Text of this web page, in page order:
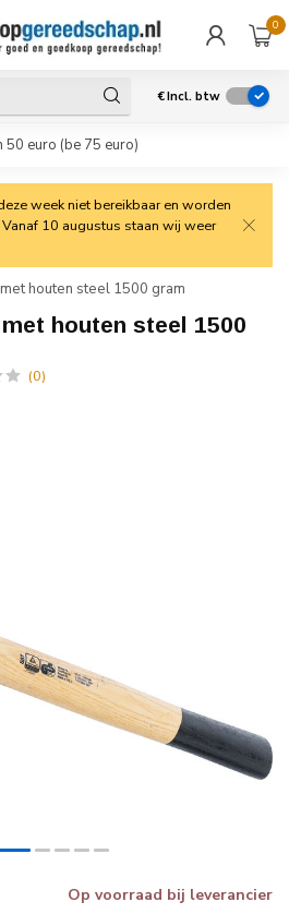
0
€Incl. btw
euro (be 75 euro)
week niet bereikbaar en worden
10 augustus staan wij weer
houten steel 1500 gram
houten steel 1500
(0)
Op voorraad bij leverancier